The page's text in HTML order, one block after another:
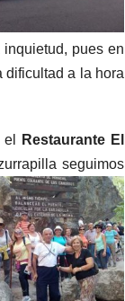
inquietud, pues en
dificultad a la hora
Restaurante El
seguimos